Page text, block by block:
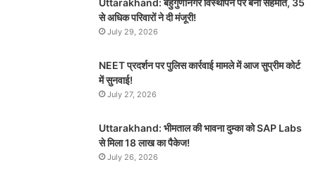
से अधिक परिवारों ने दी मंजूरी!
July 29, 2026
NEET प्रदर्शन पर पुलिस कार्रवाई मामले में आज सुप्रीम कोर्ट
में सुनवाई!
July 27, 2026
Uttarakhand: भीमताल की भावना दुम्का को SAP Labs
से मिला 18 लाख का पैकेज!
July 26, 2026